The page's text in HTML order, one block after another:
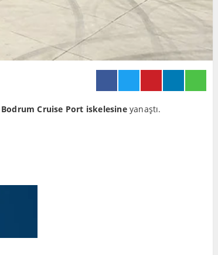
Cruise Port iskelesineyanaştı.